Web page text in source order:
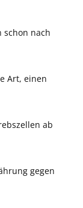
schon nach
Art, einen
ab
gegen